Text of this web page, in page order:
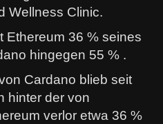
Wellness Clinic.
Ethereum 36 % seines
hingegen 55 % .
Cardano blieb seit
hinter der von
verlor etwa 36 %